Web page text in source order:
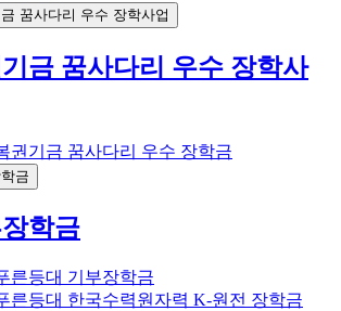
꿈사다리 우수 장학사업
금 꿈사다리 우수 장학사
권기금 꿈사다리 우수 장학금
금
학금
른등대 기부장학금
른등대 한국수력원자력 K-원전 장학금